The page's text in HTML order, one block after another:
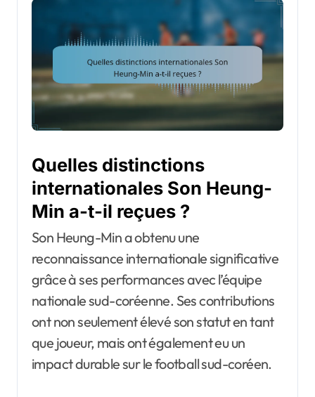
Quelles distinctions
internationales Son Heung-
Min a-t-il reçues ?
Son Heung-Min a obtenu une
reconnaissance internationale significative
grâce à ses performances avec l’équipe
nationale sud-coréenne. Ses contributions
ont non seulement élevé son statut en tant
que joueur, mais ont également eu un
impact durable sur le football sud-coréen.